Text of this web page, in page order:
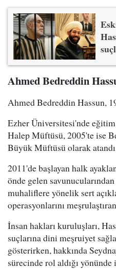
Ahmed Bedreddin
Ahmed Bedreddin Hassun,
Ezher Üniversitesi'nde
Halep Müftüsü, 2005'te ise
Büyük Müftüsü olarak
2011'de başlayan halk
önde gelen
muhaliflere yönelik sert
operasyonlarını
İnsan hakları kuruluşları,
suçlarına dini meşruiyet
gösterirken, hakkında
sürecinde rol aldığı